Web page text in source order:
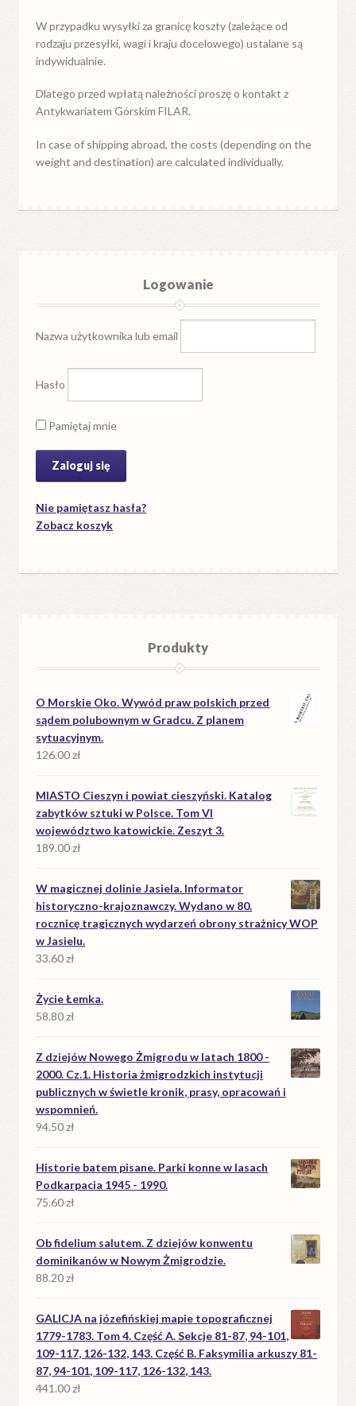
W przypadkuwysyłkiza granicękoszty (zależące od
rodzaju przesyłki, wagi i kraju docelowego) ustalane są
indywidualnie.
Dlatego przed wpłatą należności proszę o kontakt z
Antykwariatem Górskim FILAR.
In case of shipping abroad, the costs (depending on the
weight and destination) are calculated individually.
Logowanie
Nazwa użytkownika lub email
Hasło
Pamiętaj mnie
Nie pamiętasz hasła?
Zobacz koszyk
Produkty
O Morskie Oko. Wywód praw polskich przed
sądem polubownym w Gradcu. Z planem
sytuacyjnym.
126.00zł
MIASTO Cieszyn i powiat cieszyński. Katalog
zabytków sztuki w Polsce. Tom VI
województwo katowickie. Zeszyt 3.
189.00zł
W magicznej dolinie Jasiela. Informator
historyczno-krajoznawczy. Wydano w 80.
rocznicę tragicznych wydarzeń obrony strażnicy WOP
w Jasielu.
33.60zł
Życie Łemka.
58.80zł
Z dziejów Nowego Żmigrodu w latach 1800 -
2000. Cz.1. Historia żmigrodzkich instytucji
publicznych w świetle kronik, prasy, opracowań i
wspomnień.
94.50zł
Historie batem pisane. Parki konne w lasach
Podkarpacia 1945 - 1990.
75.60zł
Ob fidelium salutem. Z dziejów konwentu
dominikanów w Nowym Żmigrodzie.
88.20zł
GALICJA na józefińskiej mapie topograficznej
1779-1783. Tom 4. Część A. Sekcje 81-87, 94-101,
109-117, 126-132, 143. Część B. Faksymilia arkuszy 81-
87, 94-101, 109-117, 126-132, 143.
441.00zł